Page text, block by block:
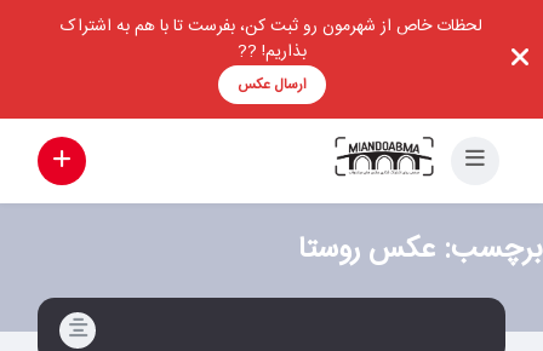
لحظات خاص از شهرمون رو ثبت کن، بفرست تا با هم به اشتراک
بذاریم! ??
ارسال عکس
برچسب: عکس روستا